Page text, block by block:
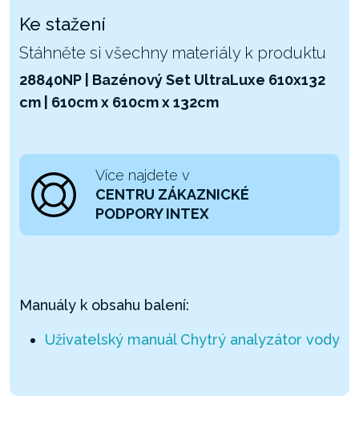
Ke stažení
Stáhněte si všechny materiály k produktu
28840NP | Bazénový Set UltraLuxe 610x132
cm | 610cm x 610cm x 132cm
Více najdete v
CENTRU ZÁKAZNICKÉ
PODPORY INTEX
Manuály k obsahu balení:
Uživatelský manuál Chytrý analyzátor vody